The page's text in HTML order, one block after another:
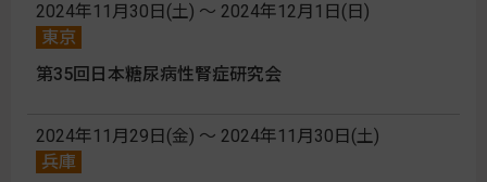
2024年11月30日(土) 〜 2024年12月1日(日)
東京
第35回日本糖尿病性腎症研究会
2024年11月29日(金) 〜 2024年11月30日(土)
兵庫